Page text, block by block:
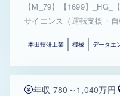
【M_79】【1699】_HG_
サイエンス（運転支援・
本田技研工業 機械 データエ
年収 780～1,040万円